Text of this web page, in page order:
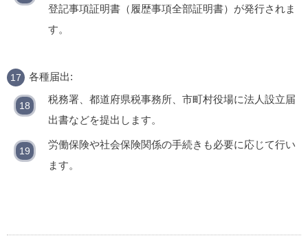
登記事項証明書（履歴事項全部証明書）が発行されま
す。
各種届出:
税務署、都道府県税事務所、市町村役場に法人設立届
出書などを提出します。
労働保険や社会保険関係の手続きも必要に応じて行い
ます。